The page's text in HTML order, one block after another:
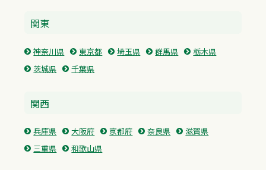
関東
神奈川県 東京都 埼玉県 群馬県
栃木県
茨城県
千葉県
関西
兵庫県 大阪府 京都府 奈良県
滋賀県
三重県
和歌山県